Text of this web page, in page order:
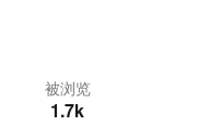
被浏览
1.7k